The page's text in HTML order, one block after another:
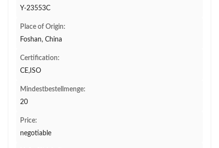
Y-23553C
Place of Origin:
Foshan, China
Certification:
CE,ISO
Mindestbestellmenge:
20
Price:
negotiable